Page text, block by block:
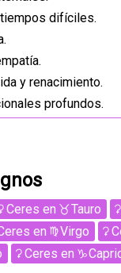
difíciles.
y renacimiento.
profundos.
Ceres en Tauro
en Virgo
Ceres en